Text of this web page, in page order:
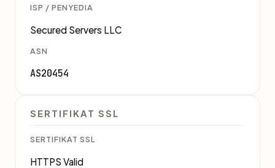
ISP / PENYEDIA
Secured Servers LLC
ASN
AS20454
SERTIFIKAT SSL
SERTIFIKAT SSL
HTTPS Valid